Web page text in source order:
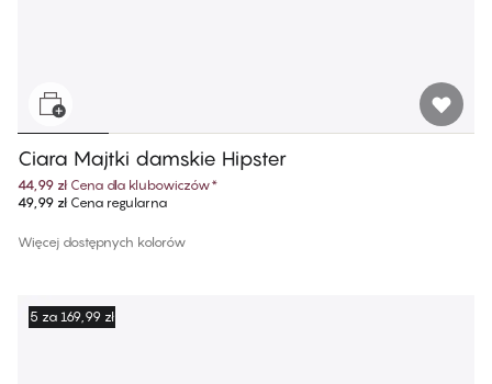
Ciara Majtki damskie Hipster
44,99 zł Cena dla klubowiczów*
49,99 złCena regularna
Więcej dostępnych kolorów
5 za 169,99 zł